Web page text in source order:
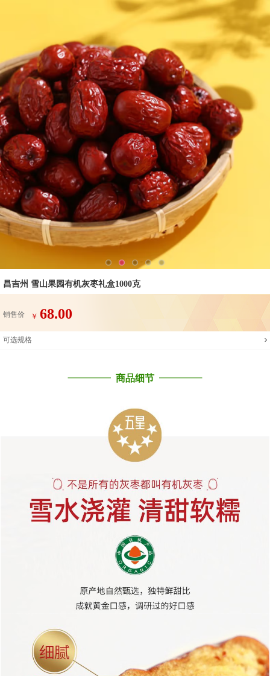
昌吉州 雪山果园有机灰枣礼盒1000克
销售价 ￥ 68.00
可选规格
商品细节